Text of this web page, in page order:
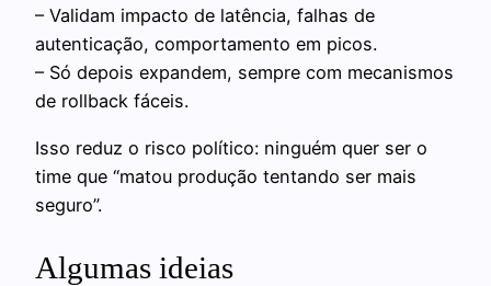
– Validam impacto de latência, falhas de
autenticação, comportamento em picos.
– Só depois expandem, sempre com mecanismos
de rollback fáceis.
Isso reduz o risco político: ninguém quer ser o
time que “matou produção tentando ser mais
seguro”.
Algumas ideias